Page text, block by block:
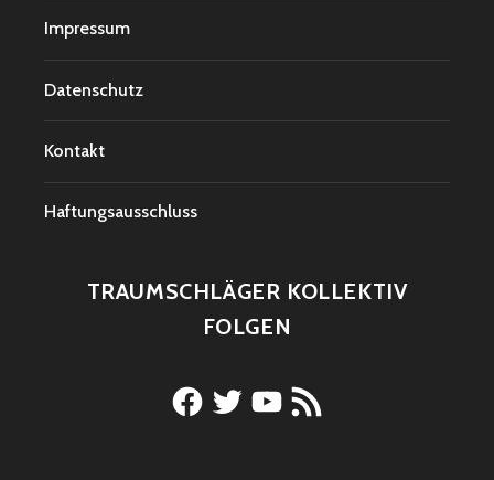
Impressum
Datenschutz
Kontakt
Haftungsausschluss
TRAUMSCHLÄGER KOLLEKTIV
FOLGEN
Facebook
TwitterYouTube
RSS-
Feed